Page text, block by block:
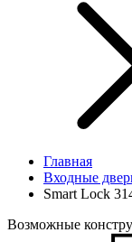
Главная
Входные
Smart Lock
Возможные